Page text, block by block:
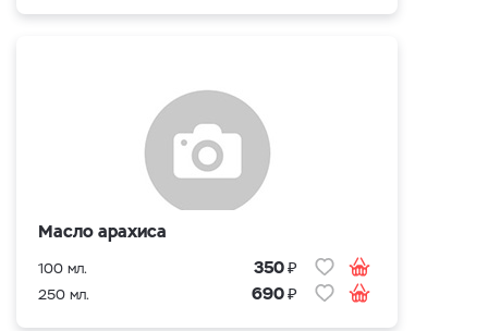
Масло арахиса
100 мл. 350₽
250 мл. 690₽